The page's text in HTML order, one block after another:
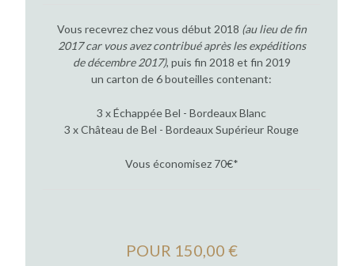
Vous recevrez chez vous début 2018 (au lieu de fin
2017 car vous avez contribué après les expéditions
de décembre 2017), puis fin 2018 et fin 2019
un carton de 6 bouteilles contenant:
3 x Échappée Bel - Bordeaux Blanc
3 x Château de Bel - Bordeaux Supérieur Rouge
Vous économisez 70€*
POUR 150,00 €